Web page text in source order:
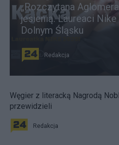
„Rozczytana
jesienią. Laureaci Nike
Dolnym Śląsku
Redakcja
Węgier z literacką Nagrodą
przewidzieli
Redakcja